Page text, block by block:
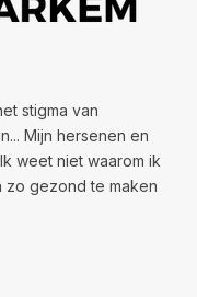
stigma van
Mijn hersenen en
weet niet waarom ik
gezond te maken